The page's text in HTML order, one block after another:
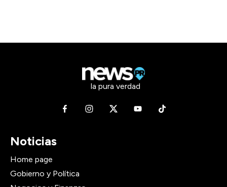
la pura verdad
Noticias
Home page
Gobierno y Política